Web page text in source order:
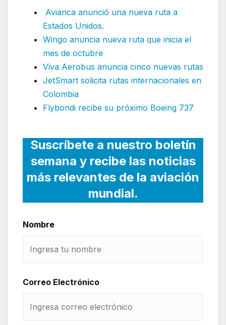
Avianca anunció una nueva ruta a
Estados Unidos.
Wingo anuncia nueva ruta que inicia el
mes de octubre
Viva Aerobus anuncia cinco nuevas rutas
JetSmart solicita rutas internacionales en
Colombia
Flybondi recibe su próximo Boeing 737
Suscríbete a nuestro boletín
semana y recibe las noticias
más relevantes de la aviación
mundial.
Nombre
Correo Electrónico